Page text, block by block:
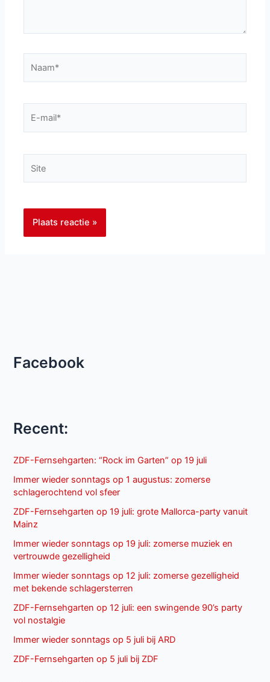
mail*
Facebook
Recent:
ZDF-Fernsehgarten: “Rock im Garten” op 19 juli
Immer wieder sonntags op 1 augustus: zomerse
schlagerochtend vol sfeer
ZDF-Fernsehgarten op 19 juli: grote Mallorca-party vanuit
Mainz
Immer wieder sonntags op 19 juli: zomerse muziek en
vertrouwde gezelligheid
Immer wieder sonntags op 12 juli: zomerse gezelligheid
met bekende schlagersterren
ZDF-Fernsehgarten op 12 juli: een swingende 90’s party
vol nostalgie
Immer wieder sonntags op 5 juli bij ARD
ZDF-Fernsehgarten op 5 juli bij ZDF